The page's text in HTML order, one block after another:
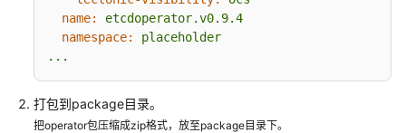
镜
像
录
name:
etcdoperator.v0.9.4
namespace:
placeholder
...
打包到package目录。
把operator包压缩成zip格式，放至package目录下。